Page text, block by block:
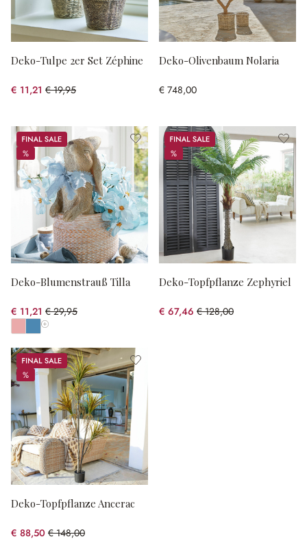
Deko-Tulpe 2er Set Zéphine
€ 11,21 € 19,95
(43.81% gespart)
Deko-Olivenbaum Nolaria
€ 748,00
Sale
%
%
Deko-Blumenstrauß Tilla
€ 11,21 € 29,95
(62.57% gespart)
Alle Farben anzeigen
Sale
%
%
Deko-Topfpflanze Zephyriel
€ 67,46 € 128,00
(47.3% gespart)
Sale
%
%
Deko-Topfpflanze Ancerac
€ 88,50 € 148,00
(40.2% gespart)